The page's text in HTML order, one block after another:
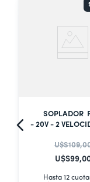
SOPLADOR
- 20V - 2
U$S109,
U$S99,
Hasta 12